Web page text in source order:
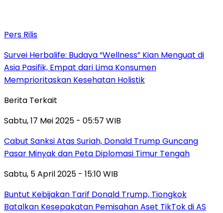
Pers Rilis
Survei Herbalife: Budaya “Wellness” Kian Menguat di
Asia Pasifik, Empat dari Lima Konsumen
Memprioritaskan Kesehatan Holistik
Berita Terkait
Sabtu, 17 Mei 2025 - 05:57 WIB
Cabut Sanksi Atas Suriah, Donald Trump Guncang
Pasar Minyak dan Peta Diplomasi Timur Tengah
Sabtu, 5 April 2025 - 15:10 WIB
Buntut Kebijakan Tarif Donald Trump, Tiongkok
Batalkan Kesepakatan Pemisahan Aset TikTok di AS